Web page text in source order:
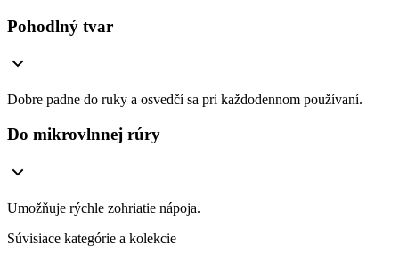
Pohodlný tvar
Dobre padne do ruky a osvedčí sa pri každodennom používaní.
Do mikrovlnnej rúry
Umožňuje rýchle zohriatie nápoja.
Súvisiace kategórie a kolekcie